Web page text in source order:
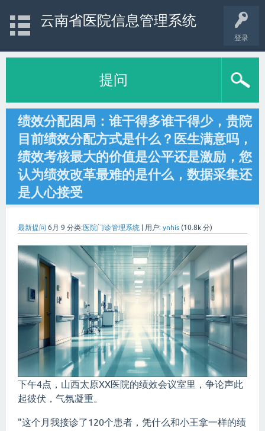
登录
云南省医院信息管理系统
提问
绩效分配困局：谁干得多谁干得少，贵院
目前绩效分配方式是什么？医生满意吗，
绩效考核最大的价值是公平还是激励，您
认为绩效改革最难的是什么，数据采集还
是人心接受
最新提问 6月 9 分类:医院门诊管理系统 用户: ynhis (10.8k 分)
下午4点，山西太原XX医院的绩效会议室里，争论声此
起彼伏，气氛凝重。
"这个月我接诊了120个患者，凭什么和小王拿一样的绩